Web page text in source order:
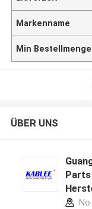
Markenname
Min Bestellmenge
ÜBER UNS